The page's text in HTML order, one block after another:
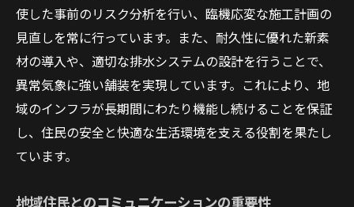
使した事前のリスク分析を行い、臨機応変な施工計画の
見直しを常に行っています。また、耐久性に優れた新素
材の導入や、適切な排水システムの設計を行うことで、
異常気象に強い舗装を実現しています。これにより、地
域のインフラが長期間にわたり機能し続けることを保証
し、住民の安全と快適な生活環境を支える役割を果たし
ています。
地域住民とのコミュニケーションの重要性